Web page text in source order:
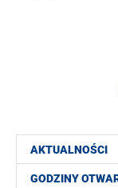
AKTUALNOŚCI
GODZINY